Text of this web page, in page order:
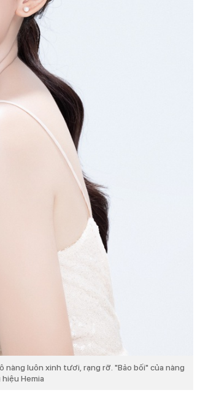
nàng luôn xinh tươi, rạng rỡ. "Bảo bối" của nàng
Hemia